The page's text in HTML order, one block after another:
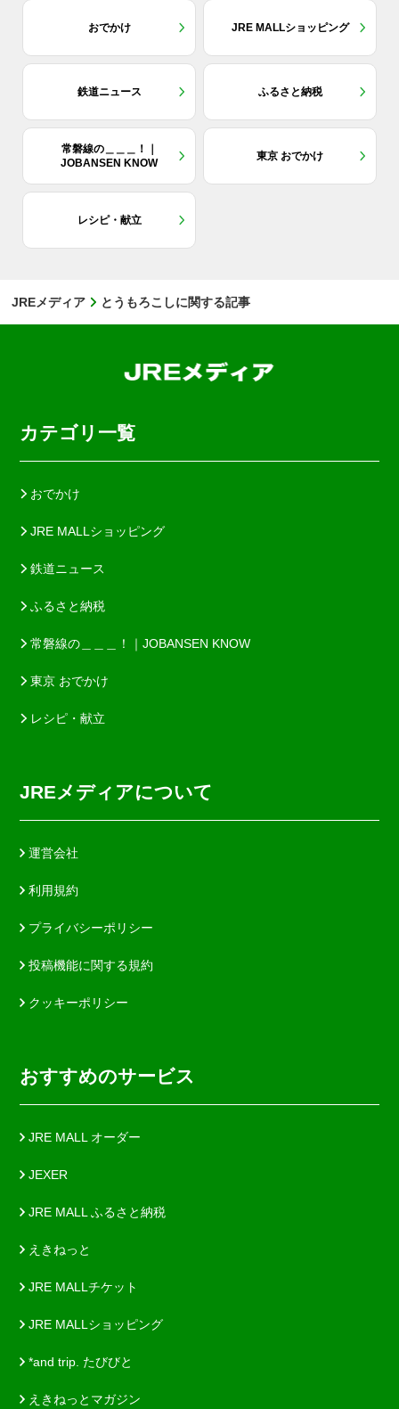
おでかけ JRE MALLショッピング
鉄道ニュース ふるさと納税
常磐線の＿＿＿！｜
JOBANSEN KNOW
東京 おでかけ
レシピ・献立
JREメディア とうもろこしに関する記事
カテゴリ一覧
おでかけ
JRE MALLショッピング
鉄道ニュース
ふるさと納税
常磐線の＿＿＿！｜JOBANSEN KNOW
東京 おでかけ
レシピ・献立
JREメディアについて
運営会社
利用規約
プライバシーポリシー
投稿機能に関する規約
クッキーポリシー
おすすめのサービス
JRE MALL オーダー
JEXER
JRE MALL ふるさと納税
えきねっと
JRE MALLチケット
JRE MALLショッピング
*and trip. たびびと
えきねっとマガジン